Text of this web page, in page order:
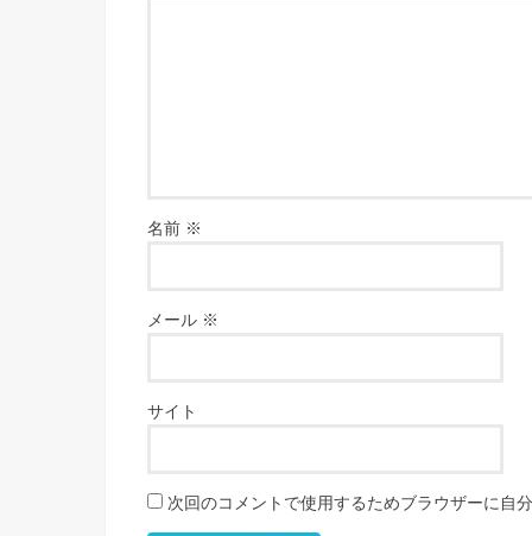
名前 ※
メール ※
サイト
次回のコメントで使用するためブラウザーに自